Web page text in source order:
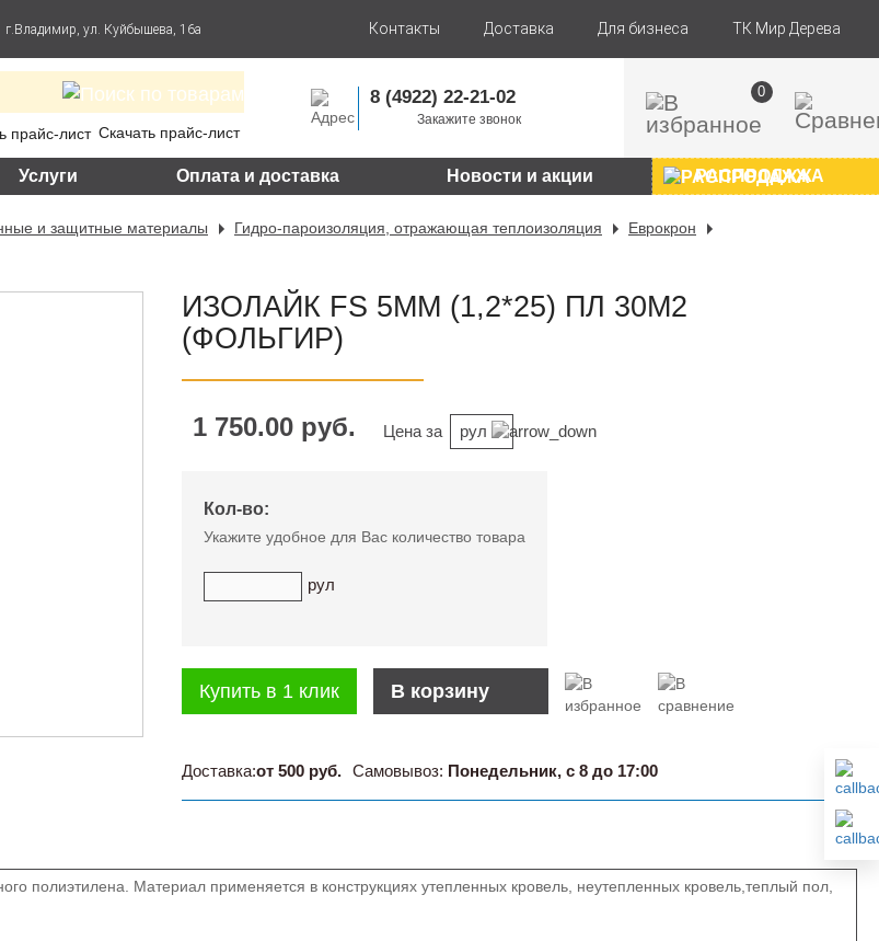
г.Владимир, ул. Куйбышева, 16а Контакты Доставка Для бизнеса ТК Мир Дерева
Скачать прайс-лист
8 (4922) 22-21-02
Закажите звонок
0
Услуги Оплата и доставка Новости и акции РАСПРОДАЖА
и защитные материалы Гидро-пароизоляция, отражающая теплоизоляция
Еврокрон
ИЗОЛАЙК FS 5ММ (1,2*25) ПЛ 30М2
(ФОЛЬГИР)
1 750.00 руб. Цена за рул
Кол-во:
Укажите удобное для Вас количество товара
рул
В корзину
Купить в 1 клик
Доставка:от 500 руб. Самовывоз: Понедельник, с 8 до 17:00
полиэтилена. Материал применяется в конструкциях утепленных кровель, неутепленных кровель,теплый пол,